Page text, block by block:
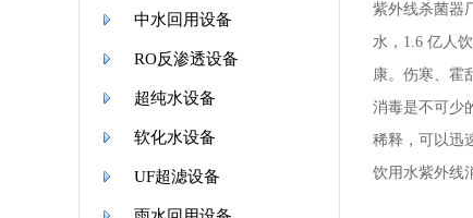
中水回用设备
RO反渗透设备
超纯水设备
软化水设备
UF超滤设备
紫外线杀菌器
水，1.6 亿人
康。伤寒、霍
消毒是不可少
稀释，可以迅
饮用水紫外线